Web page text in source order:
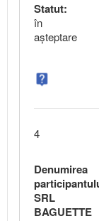
Statut:
în
aşteptare
4
Denumirea
SRL
BAGUETTE